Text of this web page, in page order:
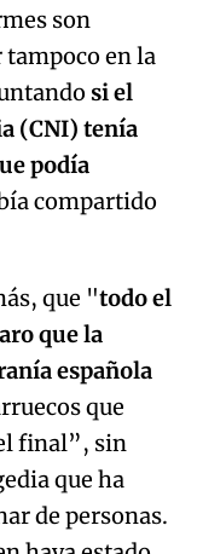
son
en la
si el
(CNI) tenía
podía
compartido
que "todo el
que la
española
que
final”, sin
que ha
de personas.